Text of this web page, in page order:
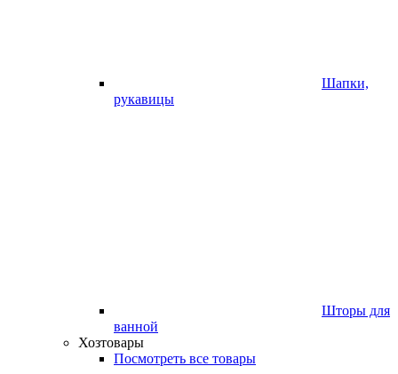
Шапки,
рукавицы
Шторы для
ванной
Хозтовары
Посмотреть все товары